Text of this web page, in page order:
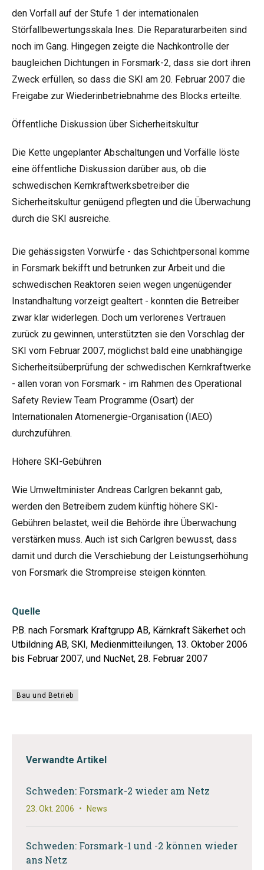
den Vorfall auf der Stufe 1 der internationalen
Störfallbewertungsskala Ines. Die Reparaturarbeiten sind
noch im Gang. Hingegen zeigte die Nachkontrolle der
baugleichen Dichtungen in Forsmark-2, dass sie dort ihren
Zweck erfüllen, so dass die SKI am 20. Februar 2007 die
Freigabe zur Wiederinbetriebnahme des Blocks erteilte.
Öffentliche Diskussion über Sicherheitskultur
Die Kette ungeplanter Abschaltungen und Vorfälle löste
eine öffentliche Diskussion darüber aus, ob die
schwedischen Kernkraftwerksbetreiber die
Sicherheitskultur genügend pflegten und die Überwachung
durch die SKI ausreiche.
Die gehässigsten Vorwürfe - das Schichtpersonal komme
in Forsmark bekifft und betrunken zur Arbeit und die
schwedischen Reaktoren seien wegen ungenügender
Instandhaltung vorzeigt gealtert - konnten die Betreiber
zwar klar widerlegen. Doch um verlorenes Vertrauen
zurück zu gewinnen, unterstützten sie den Vorschlag der
SKI vom Februar 2007, möglichst bald eine unabhängige
Sicherheitsüberprüfung der schwedischen Kernkraftwerke
- allen voran von Forsmark - im Rahmen des Operational
Safety Review Team Programme (Osart) der
Internationalen Atomenergie-Organisation (IAEO)
durchzuführen.
Höhere SKI-Gebühren
Wie Umweltminister Andreas Carlgren bekannt gab,
werden den Betreibern zudem künftig höhere SKI-
Gebühren belastet, weil die Behörde ihre Überwachung
verstärken muss. Auch ist sich Carlgren bewusst, dass
damit und durch die Verschiebung der Leistungserhöhung
von Forsmark die Strompreise steigen könnten.
Quelle
P.B. nach Forsmark Kraftgrupp AB, Kärnkraft Säkerhet och
Utbildning AB, SKI, Medienmitteilungen, 13. Oktober 2006
bis Februar 2007, und NucNet, 28. Februar 2007
Bau und Betrieb
Verwandte Artikel
Schweden: Forsmark-2 wieder am Netz
23. Okt. 2006 • News
Schweden: Forsmark-1 und -2 können wieder
ans Netz